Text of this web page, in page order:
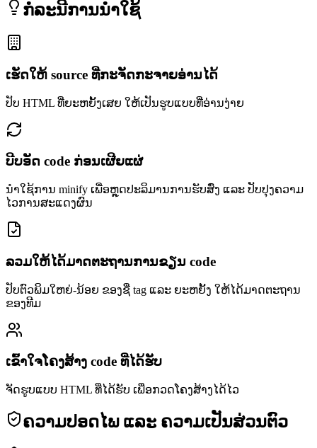
ກໍລະນີການນຳໃຊ້
ເຮັດໃຫ້ source ທີ່ກະຈັດກະຈາຍອ່ານໄດ້
ປັບ HTML ທີ່ຍະຫຍັ້ງເສຍ ໃຫ້ເປັນຮູບແບບທີ່ອ່ານງ່າຍ
ບີບອັດ code ກ່ອນເຜີຍແຜ່
ນຳໃຊ້ການ minify ເພື່ອຫຼຸດປະລິມານການຮັບສົ່ງ ແລະ ປັບປຸງຄວາມ
ໄວການສະແດງຜົນ
ລວມໃຫ້ໄດ້ມາດຕະຖານການຂຽນ code
ປັບຕົວພິມໃຫຍ່-ນ້ອຍ ຂອງຊື່ tag ແລະ ຍະຫຍັ້ງ ໃຫ້ໄດ້ມາດຕະຖານ
ຂອງທີມ
ເຂົ້າໃຈໂຄງສ້າງ code ທີ່ໄດ້ຮັບ
ຈັດຮູບແບບ HTML ທີ່ໄດ້ຮັບ ເພື່ອກວດໂຄງສ້າງໄດ້ໄວ
ຄວາມປອດໄພ ແລະ ຄວາມເປັນສ່ວນຕົວ